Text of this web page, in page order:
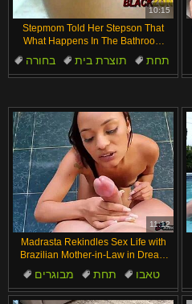
10:15
Stepmom Told Her Stepson That
What Happens In The Bathroom
Stays In The Bathroomבחורה תוצרת בית
תחת
תחפושות
שחורות
11:12
Madrasta Rekindles Sex Life with
Brazilian Mother-in-Law in Dream
Chase
מבוגרים תחת
טאבו
שחרחורת
ברזילאיות